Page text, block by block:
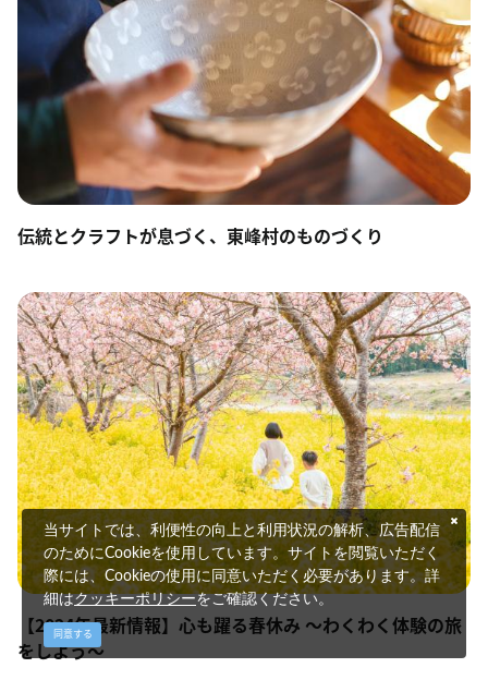
伝統とクラフトが息づく、東峰村のものづくり
【2024年最新情報】心も躍る春休み ～わくわく体験の旅
をしよう～
当サイトでは、利便性の向上と利用状況の解析、広告配信
のためにCookieを使用しています。サイトを閲覧いただく
際には、Cookieの使用に同意いただく必要があります。詳
細はクッキーポリシーをご確認ください。
同意する